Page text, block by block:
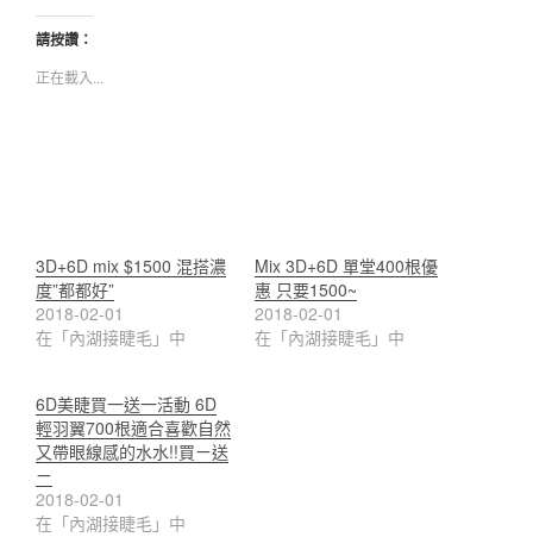
請按讚：
正在載入...
3D+6D mix $1500 混搭濃
度”都都好”
2018-02-01
在「內湖接睫毛」中
Mix 3D+6D 單堂400根優
惠 只要1500~
2018-02-01
在「內湖接睫毛」中
6D美睫買一送一活動 6D
輕羽翼700根適合喜歡自然
又帶眼線感的水水!!買ㄧ送
ㄧ
2018-02-01
在「內湖接睫毛」中